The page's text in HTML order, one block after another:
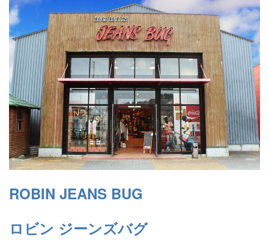
ROBIN JEANS BUG
ロビン ジーンズバグ